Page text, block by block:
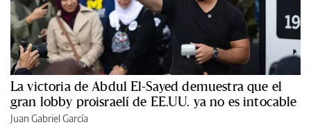
La victoria de Abdul El-Sayed demuestra que el
gran lobby proisraelí de EE.UU. ya no es intocable
Juan Gabriel García